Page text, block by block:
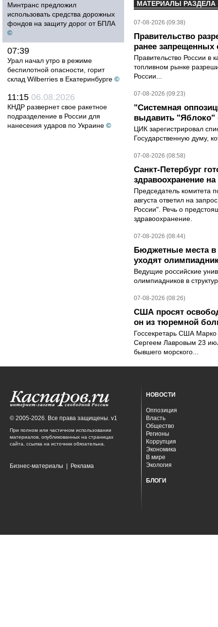
Минтранс предложил
использовать средства дорожных
фондов на защиту дорог от БПЛА
©
07:39
Урал начал утро в режиме
беспилотной опасности, горит
склад Wilberries в Екатеринбурге ©
11:15 06.08.2026
КНДР развернет свое ракетное
подразделение в России для
нанесения ударов по Украине ©
МАТЕРИАЛЫ РАЗДЕЛА
07-08-2026 (09:38)
Правительство
ранее запрещенных
Правительство России в
топливном рынке
России...
07-08-2026 (09:23)
"Системная
выдавить "Яблоко"
ЦИК зарегистрировал
Государственную думу,
07-08-2026 (08:58)
Санкт-Петербург
здравоохранение на
Председатель комитета
августа ответил на
России". Речь о
здравоохранение.
07-08-2026 (08:44)
Бюджетные места в
уходят
Ведущие российские
олимпиадников в
07-08-2026 (08:26)
США просят
он из тюремной
Госсекретарь США
Сергеем Лавровым 23
бывшего морского...
© 2005-2026. Все права защищены. v1
При полном или частичном использовании
материалов, опубликованных на страницах
сайта, ссылка на источник обязательна.
Бизнес-материалы Реклама
НОВОСТИ
Оппозиция
Власть
Общество
Регионы
Коррупция
Экономика
В мире
Экология
БЛОГИ